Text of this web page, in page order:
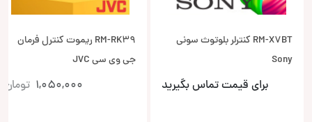
RM-X7BT کنترلر بلوتوث سونی
Sony
برای قیمت تماس بگیرید
RM-RK39 ریموت کنترل فرمان
جی وی سی JVC
1,050,000 تومان